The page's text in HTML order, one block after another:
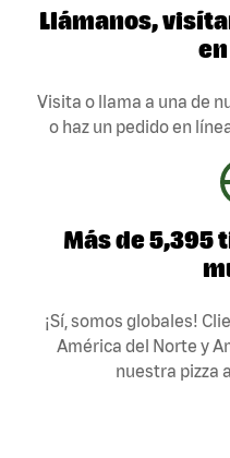
Llámanos,
Visita o llama a una de
o haz un pedido en
Más de 5,395
¡Sí, somos globales!
América del Norte y
nuestra pizza